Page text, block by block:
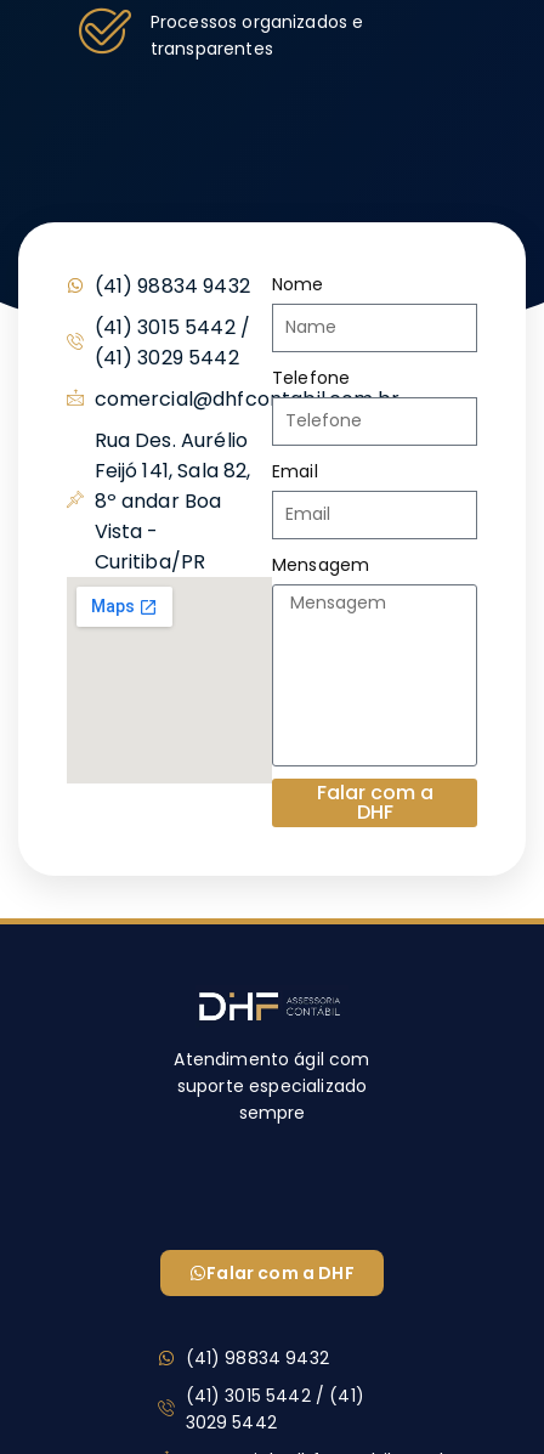
Processos organizados e
transparentes
(41) 98834 9432
(41) 3015 5442 /
(41) 3029 5442
comercial@dhfcontabil.com.br
Rua Des. Aurélio
Feijó 141, Sala 82,
8º andar Boa
Vista -
Curitiba/PR
Nome
Telefone
Email
Mensagem
Falar com a
DHF
Atendimento ágil com
suporte especializado
sempre
Falar com a DHF
(41) 98834 9432
(41) 3015 5442 / (41)
3029 5442